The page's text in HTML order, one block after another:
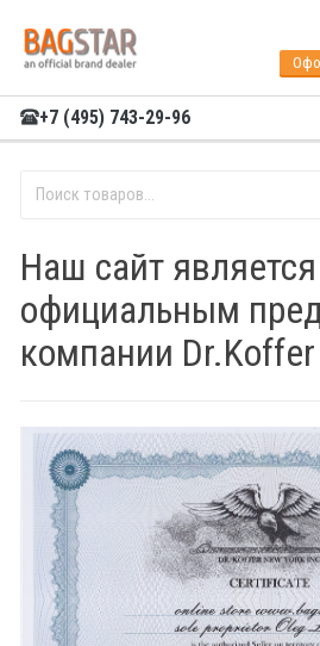
+7 (495) 743-29-96
Наш сайт является
официальным
компании